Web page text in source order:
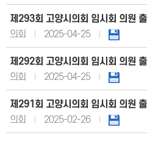
제293회 고양시의회 임시회 의원
의회
2025-04-25
제292회 고양시의회 임시회 의원
의회
2025-04-25
제291회 고양시의회 임시회 의원
의회
2025-02-26